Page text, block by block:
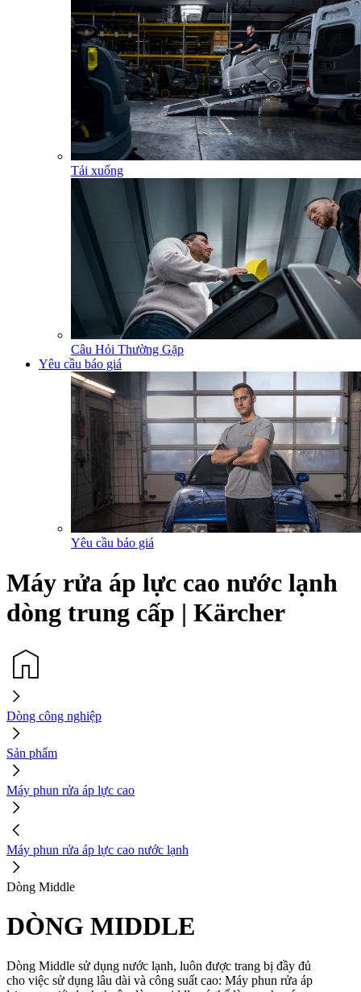
Tải xuống
Câu Hỏi Thường Gặp
Yêu cầu báo giá
Yêu cầu báo giá
Máy rửa áp lực cao nước lạnh
dòng trung cấp | Kärcher
Dòng công nghiệp
Sản phẩm
Máy phun rửa áp lực cao
Máy phun rửa áp lực cao nước lạnh
Dòng Middle
DÒNG MIDDLE
Dòng Middle sử dụng nước lạnh, luôn được trang bị đầy đủ
cho việc sử dụng lâu dài và công suất cao: Máy phun rửa áp